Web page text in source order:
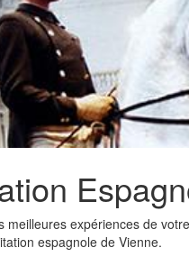
meilleures expériences de
espagnole de Vienne.